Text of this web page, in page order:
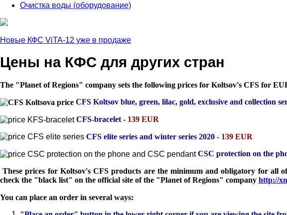
Очистка воды (оборудование)
Новые КФС ViTA-12 уже в продаже
Цены на КФС для других стран
The "Planet of Regions" company sets the following prices for Koltsov's СFS for
CFS Koltsov blue, green, lilac, gold, exclusive and collection
CFS-bracelet - 139 EUR
CFS elite series and winter series 2020 - 139 EUR
CSC protection on the
These prices for Koltsov's CFS products are the minimum and obligatory for all
check the "black list" on the official site of the "Planet of Regions" company http://
You can place an order in several ways: